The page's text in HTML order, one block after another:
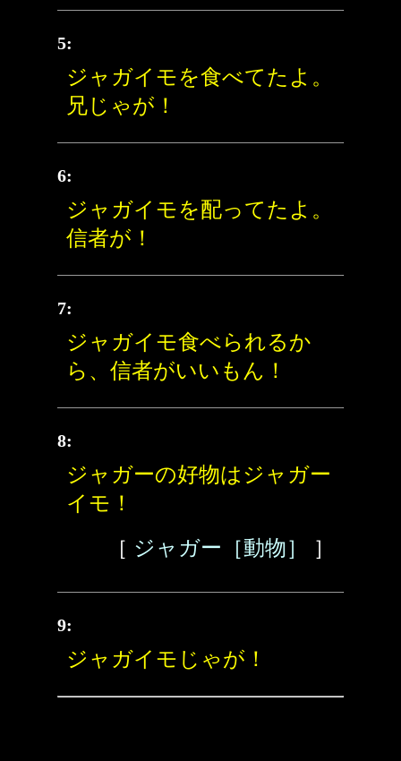
5:
ジャガイモを食べてたよ。
兄じゃが！
6:
ジャガイモを配ってたよ。
信者が！
7:
ジャガイモ食べられるか
ら、信者がいいもん！
8:
ジャガーの好物はジャガー
イモ！
［ ジャガー［動物］ ］
9:
ジャガイモじゃが！